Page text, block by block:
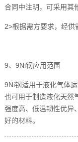
合同中注明，可采用其
2>根据需方要求，经供
9、9Ni钢应用范围
9Ni钢适用于液化气体
也可用于制造液化天
强度高、低温韧性优异
好的材料。